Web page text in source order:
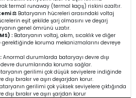
termal runaway (termal kaçış) riskini azaltır.
⚖️ Bataryanın hücreleri arasındaki voltaj
eşit şekilde şarj olmasını ve deşarj
genel ömrünü uzatır.
: Bataryanın voltaj, akım, sıcaklık ve diğer
koruma mekanizmalarını devreye
Anormal durumlarda bataryayı devre dışı
devre durumlarında koruma sağlar.
gerilimi çok düşük seviyelere indiğinde
bırakır ve aşırı deşarjdan korur.
gerilimi çok yüksek seviyelere çıktığında
bırakır ve aşırı şarjdan korur